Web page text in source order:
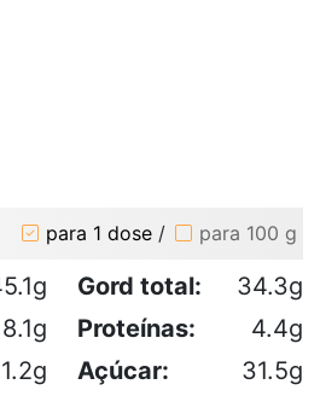
para 1 dose / para 100 g
Gord total:
34.3g
8.1g Proteínas:
4.4g
1.2g Açúcar:
31.5g